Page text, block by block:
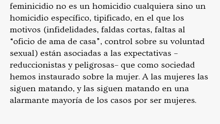
feminicidio no es un homicidio cualquiera sino un
homicidio específico, tipificado, en el que los
motivos (infidelidades, faldas cortas, faltas al
“oficio de ama de casa”, control sobre su voluntad
sexual) están asociadas a las expectativas –
reduccionistas y peligrosas– que como sociedad
hemos instaurado sobre la mujer. A las mujeres las
siguen matando, y las siguen matando en una
alarmante mayoría de los casos por ser mujeres.